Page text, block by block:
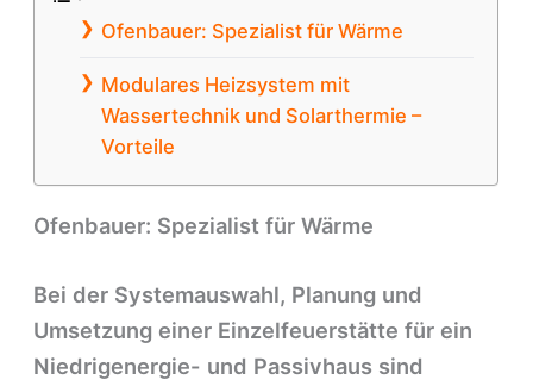
Ofenbauer: Spezialist für Wärme
Modulares Heizsystem mit
Wassertechnik und Solarthermie –
Vorteile
Ofenbauer: Spezialist für Wärme
Bei der Systemauswahl, Planung und
Umsetzung einer Einzelfeuerstätte für ein
Niedrigenergie- und Passivhaus sind